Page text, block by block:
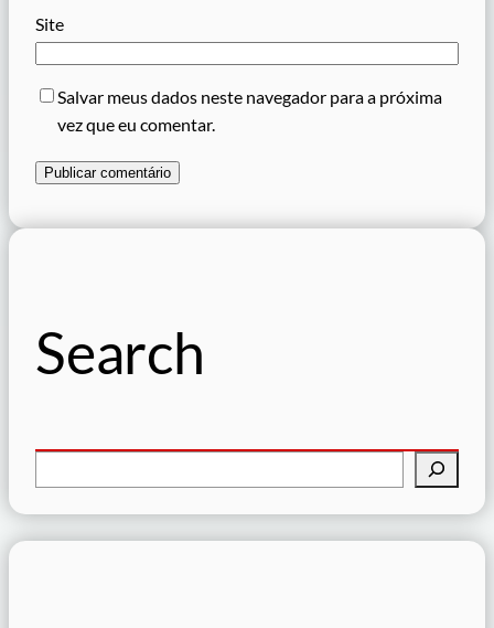
Site
Salvar meus dados neste navegador para a próxima
vez que eu comentar.
Search
e
s
q